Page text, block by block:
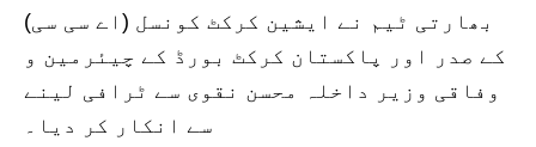
بھارتی ٹیم نے ایشین کرکٹ کونسل (اے سی سی)
کے صدر اور پاکستان کرکٹ بورڈ کے چیئرمین و
وفاقی وزیر داخلہ محسن نقوی سے ٹرافی لینے
سے انکار کر دیا۔